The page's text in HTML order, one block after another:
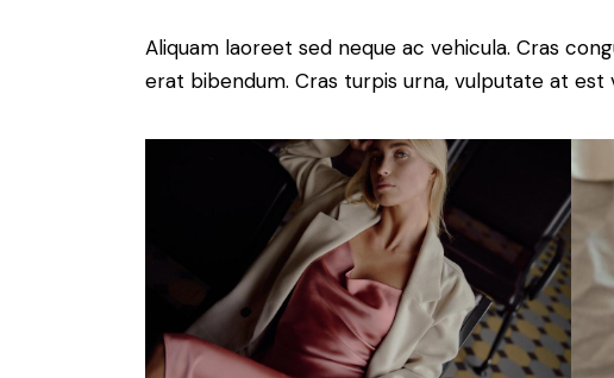
Aliquam laoreet sed neque ac vehicula. Cras
erat bibendum. Cras turpis urna, vulputate at est